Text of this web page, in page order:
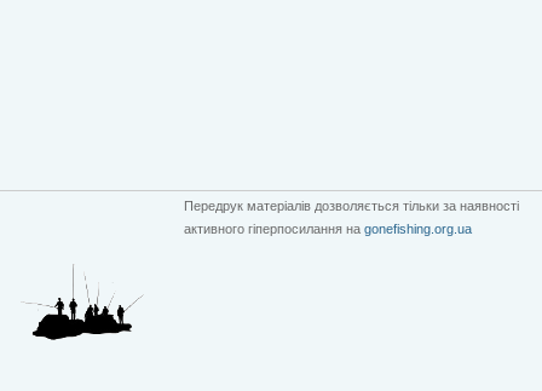
Передрук матеріалів дозволяється тільки за наявності
активного гіперпосилання на gonefishing.org.ua